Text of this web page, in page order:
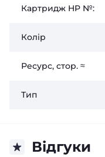
Картридж HP №:
Колір
Ресурс, стор. ≈
Тип
Відгуки